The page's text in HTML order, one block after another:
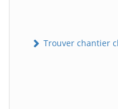
Trouver chantier